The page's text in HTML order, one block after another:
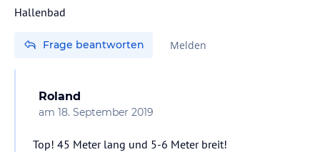
Frage beantworten Melden
Roland
am 18. September 2019
Top! 45 Meter lang und 5-6 Meter breit!